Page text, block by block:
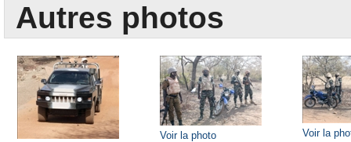
Autres photos
Voir la photo Voir la